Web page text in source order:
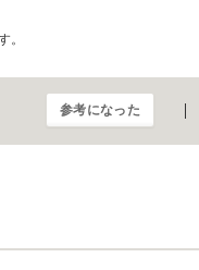
。
参考になった